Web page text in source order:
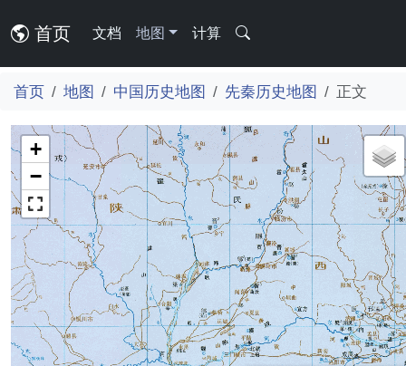
首页 文档 地图 计算
首页 地图 中国历史地图 先秦历史地图 正文
+
−